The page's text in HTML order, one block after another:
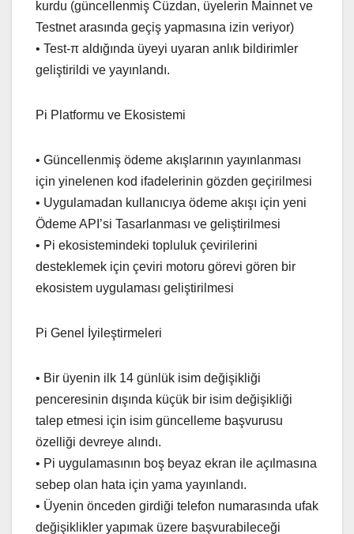
kurdu (güncellenmiş Cüzdan, üyelerin Mainnet ve
Testnet arasında geçiş yapmasına izin veriyor)
• Test-π aldığında üyeyi uyaran anlık bildirimler
geliştirildi ve yayınlandı.
Pi Platformu ve Ekosistemi
• Güncellenmiş ödeme akışlarının yayınlanması
için yinelenen kod ifadelerinin gözden geçirilmesi
• Uygulamadan kullanıcıya ödeme akışı için yeni
Ödeme API’si Tasarlanması ve geliştirilmesi
• Pi ekosistemindeki topluluk çevirilerini
desteklemek için çeviri motoru görevi gören bir
ekosistem uygulaması geliştirilmesi
Pi Genel İyileştirmeleri
• Bir üyenin ilk 14 günlük isim değişikliği
penceresinin dışında küçük bir isim değişikliği
talep etmesi için isim güncelleme başvurusu
özelliği devreye alındı.
• Pi uygulamasının boş beyaz ekran ile açılmasına
sebep olan hata için yama yayınlandı.
• Üyenin önceden girdiği telefon numarasında ufak
değişiklikler yapımak üzere başvurabileceği